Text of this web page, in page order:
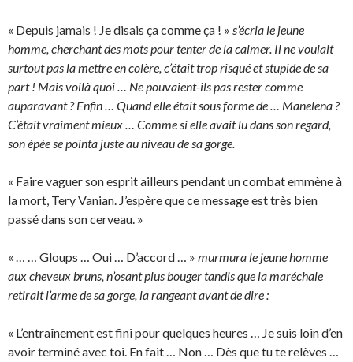
« Depuis jamais ! Je disais ça comme ça ! » s’écria le jeune
homme, cherchant des mots pour tenter de la calmer. Il ne voulait
surtout pas la mettre en colère, c’était trop risqué et stupide de sa
part ! Mais voilà quoi … Ne pouvaient-ils pas rester comme
auparavant ? Enfin … Quand elle était sous forme de … Manelena ?
C’était vraiment mieux … Comme si elle avait lu dans son regard,
son épée se pointa juste au niveau de sa gorge.
« Faire vaguer son esprit ailleurs pendant un combat emmène à
la mort, Tery Vanian. J’espère que ce message est très bien
passé dans son cerveau. »
« … … Gloups … Oui … D’accord … » murmura le jeune homme
aux cheveux bruns, n’osant plus bouger tandis que la maréchale
retirait l’arme de sa gorge, la rangeant avant de dire :
« L’entraînement est fini pour quelques heures … Je suis loin d’en
avoir terminé avec toi. En fait … Non … Dès que tu te relèves …